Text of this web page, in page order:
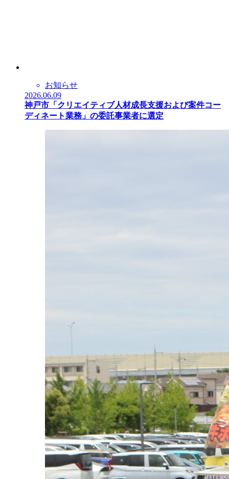
お知らせ
2026.06.09
神戸市「クリエイティブ人材成長支援および案件コー
ディネート業務」の委託事業者に選定